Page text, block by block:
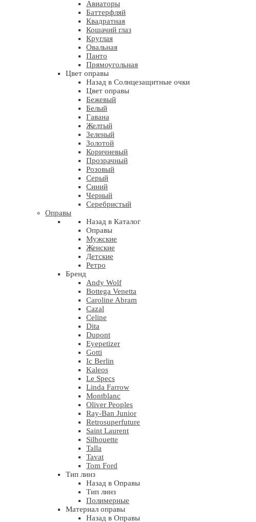
Авиаторы
Баттерфляй
Квадратная
Кошачий глаз
Круглая
Овальная
Панто
Прямоугольная
Цвет оправы
Назад в Солнцезащитные очки
Цвет оправы
Бежевый
Белый
Гавана
Желтый
Зеленый
Золотой
Коричневый
Прозрачный
Розовый
Серый
Синий
Черный
Серебристый
Оправы
Назад в Каталог
Оправы
Мужские
Женские
Детские
Ретро
Бренд
Andy Wolf
Bottega Venetta
Caroline Abram
Cazal
Celine
Dita
Dupont
Eyepetizer
Gotti
Ic Berlin
Kaleos
Le Specs
Linda Farrow
Montblanc
Oliver Peoples
Ray-Ban Junior
Retrosuperfuture
Saint Laurent
Silhouette
Talla
Tavat
Tom Ford
Тип линз
Назад в Оправы
Тип линз
Полимерные
Материал оправы
Назад в Оправы